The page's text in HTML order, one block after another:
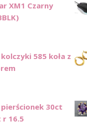
XM1 Czarny
585 koła z
30ct
r 16.5